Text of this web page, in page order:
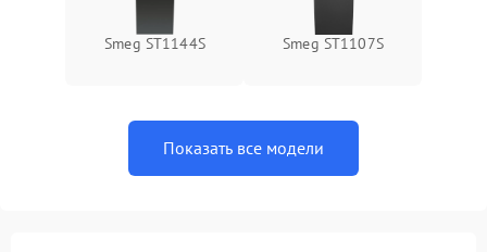
Smeg ST1144S Smeg ST1107S
Показать все модели